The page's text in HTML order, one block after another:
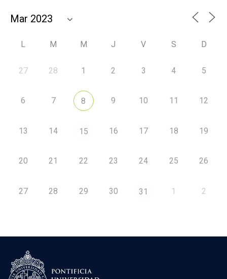
L M M J V S D
27 28 1 2 3 4 5
6 7 8 9 10 11 12
13 14 15 16 17 18 19
20 21 22 23 24 25 26
27 28 29 30 31 1 2